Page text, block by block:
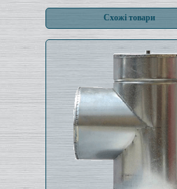
Схожі товари